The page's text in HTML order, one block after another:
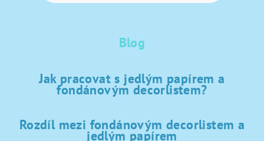
Blog
Jak pracovat s jedlým papírem a
fondánovým decorlistem?
Rozdíl mezi fondánovým decorlistem a
jedlým papírem